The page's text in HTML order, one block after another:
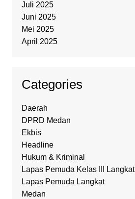
Juli 2025
Juni 2025
Mei 2025
April 2025
Categories
Daerah
DPRD Medan
Ekbis
Headline
Hukum & Kriminal
Lapas Pemuda Kelas III Langkat
Lapas Pemuda Langkat
Medan